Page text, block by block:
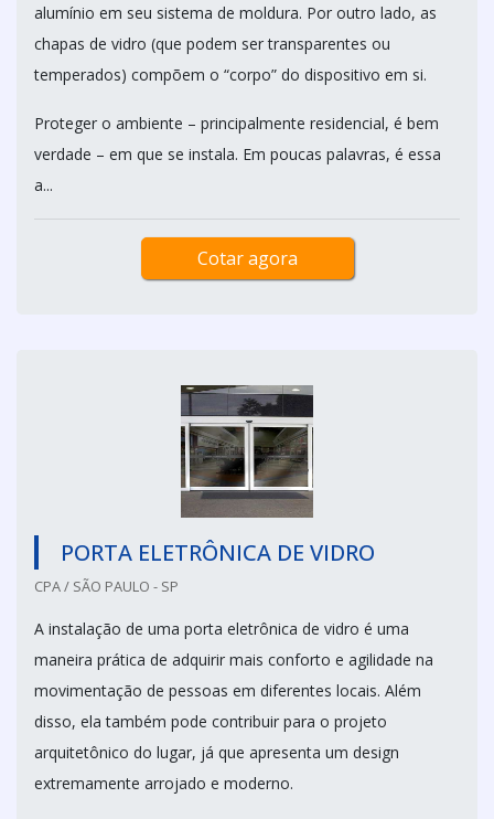
alumínio em seu sistema de moldura. Por outro lado, as
chapas de vidro (que podem ser transparentes ou
temperados) compõem o “corpo” do dispositivo em si.
Proteger o ambiente – principalmente residencial, é bem
verdade – em que se instala. Em poucas palavras, é essa
a...
Cotar agora
PORTA ELETRÔNICA DE VIDRO
CPA / SÃO PAULO - SP
A instalação de uma porta eletrônica de vidro é uma
maneira prática de adquirir mais conforto e agilidade na
movimentação de pessoas em diferentes locais. Além
disso, ela também pode contribuir para o projeto
arquitetônico do lugar, já que apresenta um design
extremamente arrojado e moderno.